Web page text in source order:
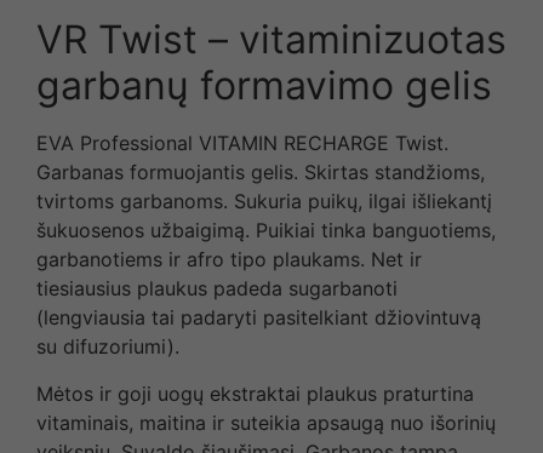
VR Twist – vitaminizuotas
garbanų formavimo gelis
EVA Professional VITAMIN RECHARGE Twist.
Garbanas formuojantis gelis. Skirtas standžioms,
tvirtoms garbanoms. Sukuria puikų, ilgai išliekantį
šukuosenos užbaigimą. Puikiai tinka banguotiems,
garbanotiems ir afro tipo plaukams. Net ir
tiesiausius plaukus padeda sugarbanoti
(lengviausia tai padaryti pasitelkiant džiovintuvą
su difuzoriumi).
Mėtos ir goji uogų ekstraktai plaukus praturtina
vitaminais, maitina ir suteikia apsaugą nuo išorinių